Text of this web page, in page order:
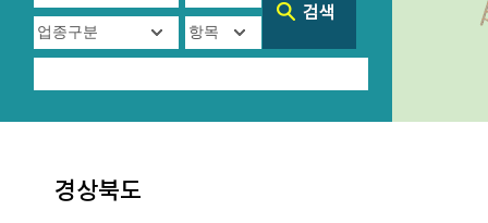
경상북도